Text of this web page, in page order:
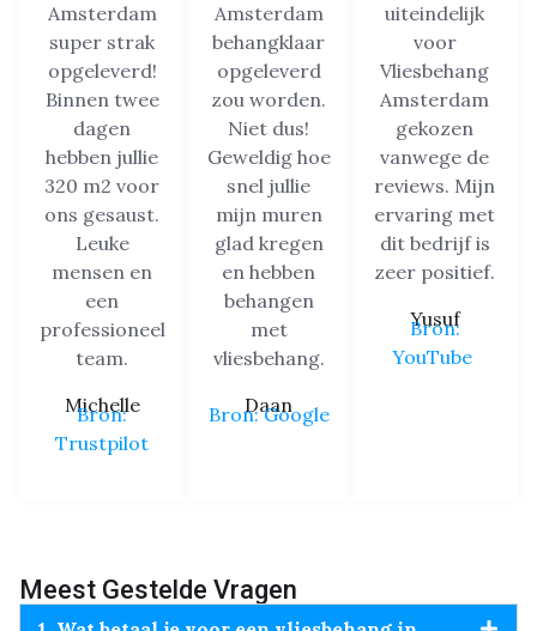
Amsterdam
super strak
opgeleverd!
Binnen twee
dagen
hebben jullie
320 m2 voor
ons gesaust.
Leuke
mensen en
een
professioneel
team.
Michelle
Bron:
Trustpilot
Amsterdam
behangklaar
opgeleverd
zou worden.
Niet dus!
Geweldig hoe
snel jullie
mijn muren
glad kregen
en hebben
behangen
met
vliesbehang.
Daan
Bron: Google
uiteindelijk
voor
Vliesbehang
Amsterdam
gekozen
vanwege de
reviews. Mijn
ervaring met
dit bedrijf is
zeer positief.
Yusuf
Bron:
YouTube
Meest Gestelde Vragen